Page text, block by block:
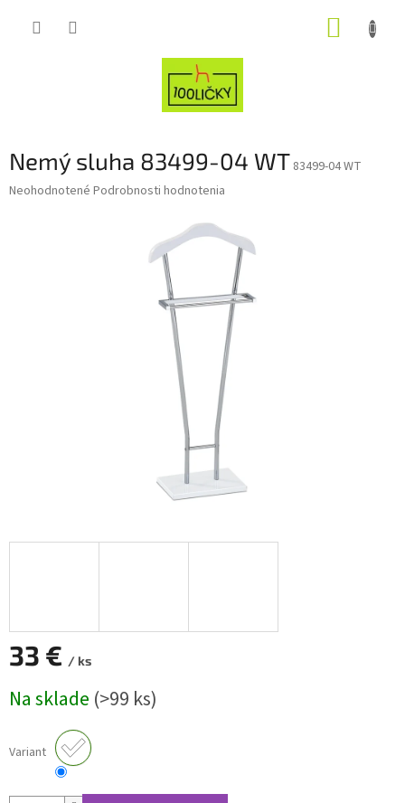
Nemý sluha 83499-04 WT 83499-04 WT
Priemerné
Neohodnotené Podrobnosti hodnotenia
33 € / ks
cena:
Na sklade (>99 ks)
Variant